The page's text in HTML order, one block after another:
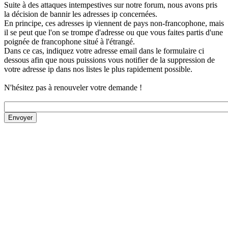
Suite à des attaques intempestives sur notre forum, nous avons pris
la décision de bannir les adresses ip concernées.
En principe, ces adresses ip viennent de pays non-francophone, mais
il se peut que l'on se trompe d'adresse ou que vous faites partis d'une
poignée de francophone situé à l'étrangé.
Dans ce cas, indiquez votre adresse email dans le formulaire ci
dessous afin que nous puissions vous notifier de la suppression de
votre adresse ip dans nos listes le plus rapidement possible.
N'hésitez pas à renouveler votre demande !